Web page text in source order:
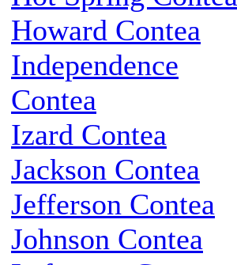
Howard Contea
Independence
Contea
Izard Contea
Jackson Contea
Jefferson Contea
Johnson Contea